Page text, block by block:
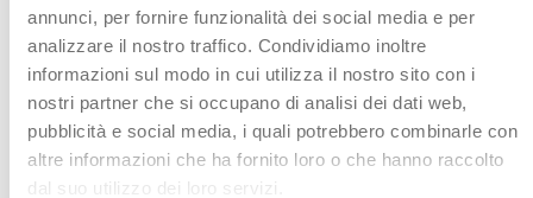
annunci, per fornire funzionalità dei social media e per
analizzare il nostro traffico. Condividiamo inoltre
informazioni sul modo in cui utilizza il nostro sito con i
nostri partner che si occupano di analisi dei dati web,
pubblicità e social media, i quali potrebbero combinarle con
altre informazioni che ha fornito loro o che hanno raccolto
dal suo utilizzo dei loro servizi.
Vedi anche:
CHI CI HA SCELTO